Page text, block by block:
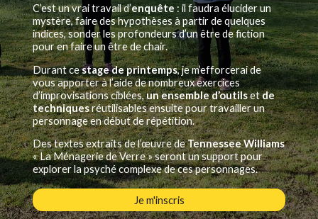
C’est un vrai travail d’enquête: il faudra élucider un
mystère, faire des hypothèses à partir de quelques
indices, sonder les profondeurs d’un être de fiction
pour en faire un être de chair.
Durant cestage de printemps, je m’efforcerai de
vous apporter à l’aide de nombreux exercices
d’improvisations ciblées,un ensemble d’outilsetde
techniquesréutilisables ensuite pour travailler un
personnage en début de répétition.
Des textes extraits de l’œuvre deTennessee Williams
« La Ménagerie de Verre » seront un support pour
explorer la psyché complexe de ces personnages.
Je m'inscris